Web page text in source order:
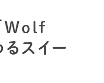
Wolf
スイー